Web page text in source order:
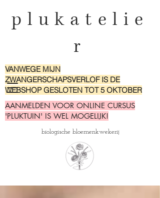
plukatelie
r
biologische bloemenkwekerij
VANWEGE MIJN
ZWANGERSCHAPSVERLOF IS DE
WEBSHOP GESLOTEN TOT 5 OKTOBER
AANMELDEN VOOR ONLINE CURSUS
'PLUKTUIN' IS WEL MOGELIJK!